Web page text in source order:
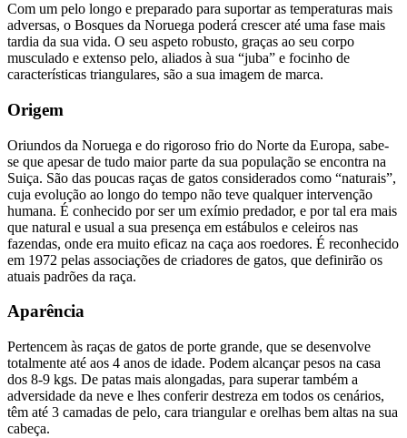
Com um pelo longo e preparado para suportar as temperaturas mais
adversas, o Bosques da Noruega poderá crescer até uma fase mais
tardia da sua vida. O seu aspeto robusto, graças ao seu corpo
musculado e extenso pelo, aliados à sua “juba” e focinho de
características triangulares, são a sua imagem de marca.
Origem
Oriundos da Noruega e do rigoroso frio do Norte da Europa, sabe-
se que apesar de tudo maior parte da sua população se encontra na
Suiça. São das poucas raças de gatos considerados como “naturais”,
cuja evolução ao longo do tempo não teve qualquer intervenção
humana. É conhecido por ser um exímio predador, e por tal era mais
que natural e usual a sua presença em estábulos e celeiros nas
fazendas, onde era muito eficaz na caça aos roedores. É reconhecido
em 1972 pelas associações de criadores de gatos, que definirão os
atuais padrões da raça.
Aparência
Pertencem às raças de gatos de porte grande, que se desenvolve
totalmente até aos 4 anos de idade. Podem alcançar pesos na casa
dos 8-9 kgs. De patas mais alongadas, para superar também a
adversidade da neve e lhes conferir destreza em todos os cenários,
têm até 3 camadas de pelo, cara triangular e orelhas bem altas na sua
cabeça.